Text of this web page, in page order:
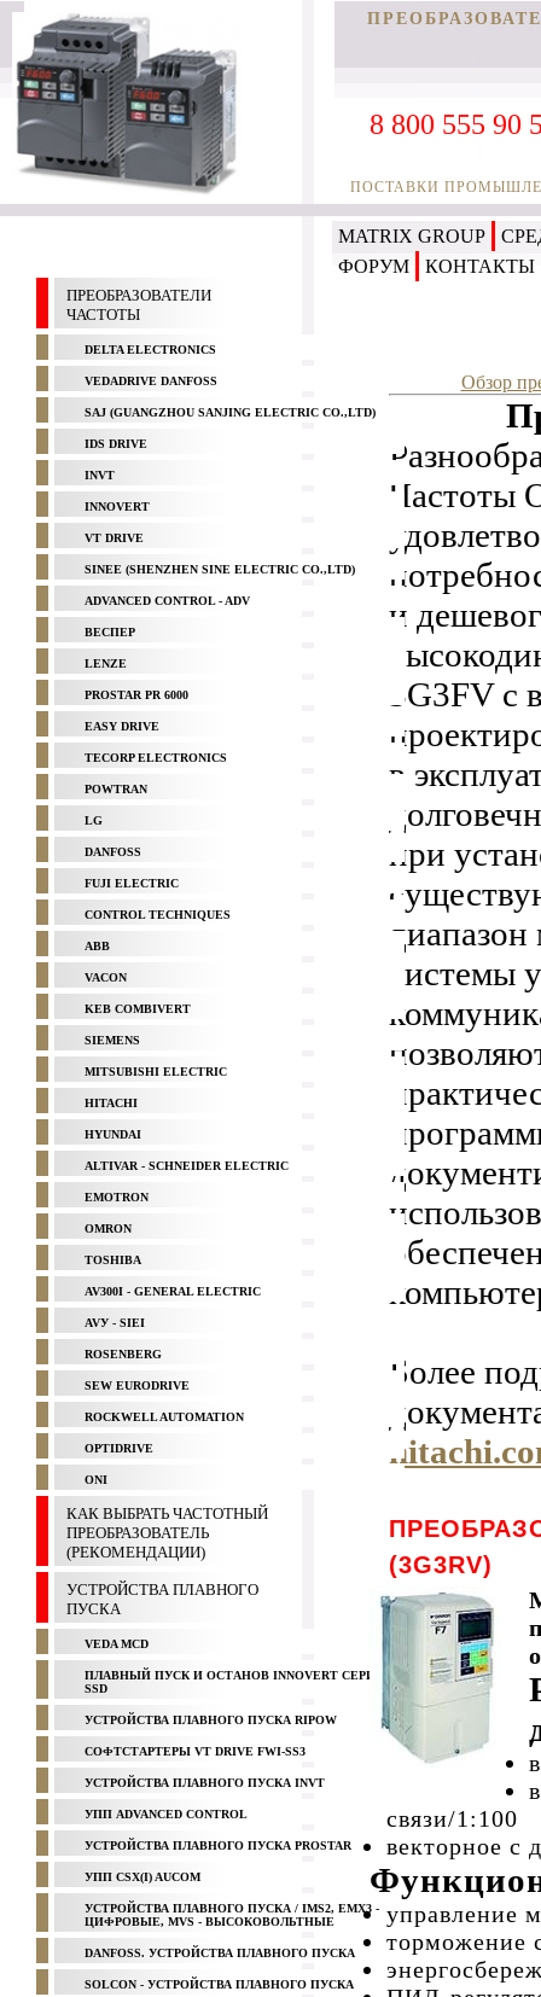
ПОСТАВКИ
8 800 555 90
MATRIX GROUP
ФОРУМ
КОНТАКТЫ
ПРЕОБРАЗОВАТЕЛИ
ЧАСТОТЫ
DELTA ELECTRONICS
VEDADRIVE DANFOSS
SAJ (GUANGZHOU SANJING ELECTRIC CO.,LTD)
IDS DRIVE
INVT
INNOVERT
VT DRIVE
SINEE (SHENZHEN SINE ELECTRIC CO.,LTD)
ADVANCED CONTROL - ADV
ВЕСПЕР
LENZE
PROSTAR PR 6000
EASY DRIVE
TECORP ELECTRONICS
POWTRAN
LG
DANFOSS
FUJI ELECTRIC
CONTROL TECHNIQUES
ABB
VACON
KEB COMBIVERT
SIEMENS
MITSUBISHI ELECTRIC
HITACHI
HYUNDAI
ALTIVAR - SCHNEIDER ELECTRIC
EMOTRON
OMRON
TOSHIBA
AV300I - GENERAL ELECTRIC
AVУ - SIEI
ROSENBERG
SEW EURODRIVE
ROCKWELL AUTOMATION
OPTIDRIVE
ONI
КАК ВЫБРАТЬ ЧАСТОТНЫЙ
ПРЕОБРАЗОВАТЕЛЬ
(РЕКОМЕНДАЦИИ)
УСТРОЙСТВА ПЛАВНОГО
ПУСКА
VEDA MCD
ПЛАВНЫЙ ПУСК И ОСТАНОВ INNOVERT СЕРИЯ
SSD
УСТРОЙСТВА ПЛАВНОГО ПУСКА RIPOW
СОФТСТАРТЕРЫ VT DRIVE FWI-SS3
УСТРОЙСТВА ПЛАВНОГО ПУСКА INVT
УПП ADVANCED CONTROL
УСТРОЙСТВА ПЛАВНОГО ПУСКА PROSTAR
УПП CSX(I) AUCOM
УСТРОЙСТВА ПЛАВНОГО ПУСКА / IMS2, EMX3 -
ЦИФРОВЫЕ, MVS - ВЫСОКОВОЛЬТНЫЕ
DANFOSS. УСТРОЙСТВА ПЛАВНОГО ПУСКА
SOLCON - УСТРОЙСТВА ПЛАВНОГО ПУСКА
Обзор
Частоты
и
3G3FV с
в
при
системы
Более
(3G3RV)
связи/1:100
векторное с
управление
торможение